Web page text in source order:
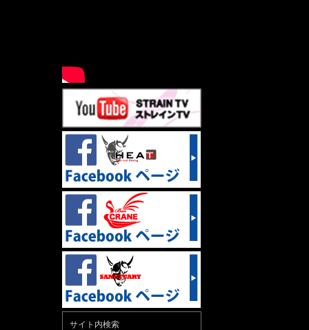
サイト内検索